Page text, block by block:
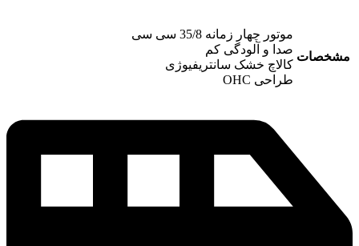
مشخصات
موتور چهار زمانه 35/8 سی سی
صدا و آلودگی کم
کالاچ خشک سانتریفیوژی
طراحی OHC